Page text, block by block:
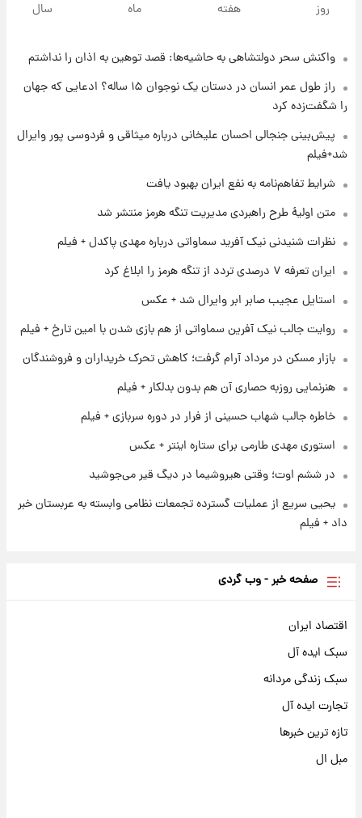
۱ روز پیش
شد
۱ روز پیش
بلندمدت + جدول
۱ روز پیش
قیمت سکه و طلا فردا
فال حافظ پنجشنبه ۱۵ مرداد ماه ۱۴۰۵
۱ روز پیش
روز هفته ماه سال
واکنش سحر دولتشاهی به حاشیه‌ها: قصد توهین به اذان را نداشتم
راز طول عمر انسان در دستان یک نوجوان ۱۵ ساله؟ ادعایی که جهان
را شگفت‌زده کرد
پیش‌بینی جنجالی احسان علیخانی درباره میثاقی و فردوسی پور وایرال
شد+فیلم
شرایط تفاهم‌نامه به نفع ایران بهبود یافت
متن اولیۀ طرح راهبردی مدیریت تنگه هرمز منتشر شد
نظرات شنیدنی نیک آفرید سماواتی درباره مهدی پاکدل + فیلم
ایران تعرفه ۷ درصدی تردد از تنگه هرمز را ابلاغ کرد
استایل عجیب صابر ابر وایرال شد + عکس
روایت جالب نیک آفرین سماواتی از هم بازی شدن با امین تارخ + فیلم
بازار مسکن در مرداد آرام گرفت؛ کاهش تحرک خریداران و فروشندگان
هنرنمایی روزبه حصاری آن هم بدون بدلکار + فیلم
خاطره جالب شهاب حسینی از فرار در دوره سربازی + فیلم
استوری مهدی طارمی برای ستاره اینتر + عکس
در ششم اوت؛ وقتی هیروشیما در دیگ قیر می‌جوشید
یحیی سریع از عملیات گسترده تجمعات نظامی وابسته به عربستان خبر
داد + فیلم
صفحه خبر - وب گردی
اقتصاد ایران
سبک ایده آل
سبک زندگی مردانه
تجارت ایده آل
تازه ترین خبرها
مبل ال